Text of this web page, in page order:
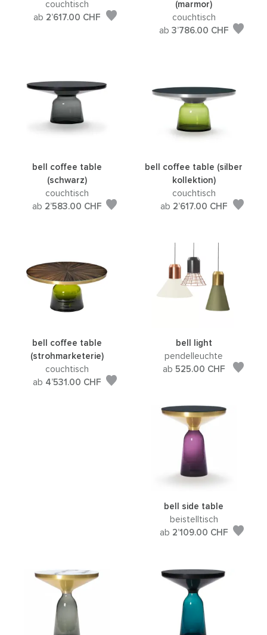
couchtisch
ab 2’617.00 CHF
(marmor)
couchtisch
ab 3’786.00 CHF
bell coffee table
(schwarz)
couchtisch
ab 2’583.00 CHF
bell coffee table (silber
kollektion)
couchtisch
ab 2’617.00 CHF
bell coffee table
(strohmarketerie)
couchtisch
ab 4’531.00 CHF
bell light
pendelleuchte
ab 525.00 CHF
bell side table
beistelltisch
ab 2’109.00 CHF